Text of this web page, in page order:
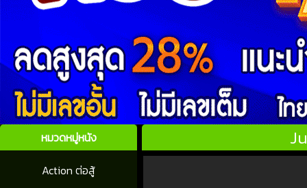
หมวดหมู่หนัง
Action ต่อสู้